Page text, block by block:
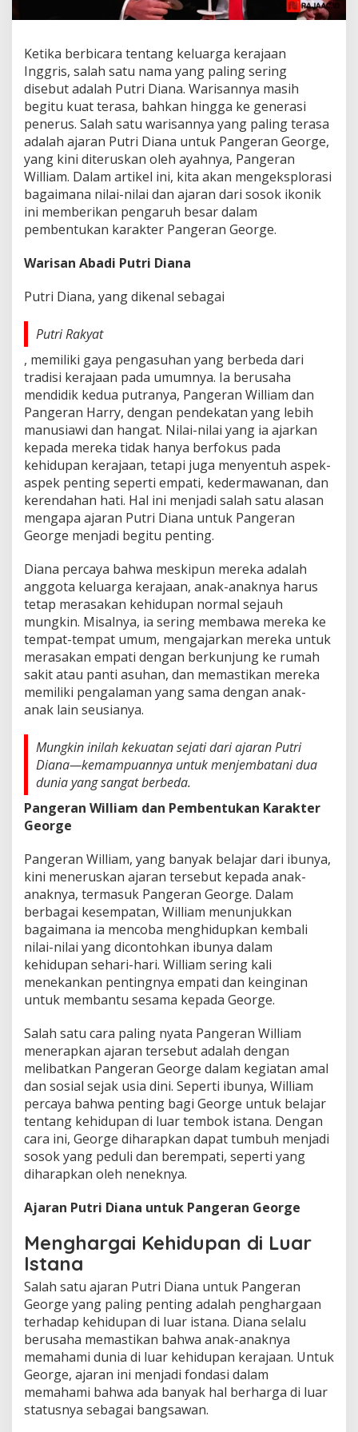
Ketika berbicara tentang keluarga kerajaan
Inggris, salah satu nama yang paling sering
disebut adalah Putri Diana. Warisannya masih
begitu kuat terasa, bahkan hingga ke generasi
penerus. Salah satu warisannya yang paling terasa
adalah ajaran Putri Diana untuk Pangeran George,
yang kini diteruskan oleh ayahnya, Pangeran
William. Dalam artikel ini, kita akan mengeksplorasi
bagaimana nilai-nilai dan ajaran dari sosok ikonik
ini memberikan pengaruh besar dalam
pembentukan karakter Pangeran George.
Warisan Abadi Putri Diana
Putri Diana, yang dikenal sebagai
Putri Rakyat
, memiliki gaya pengasuhan yang berbeda dari
tradisi kerajaan pada umumnya. Ia berusaha
mendidik kedua putranya, Pangeran William dan
Pangeran Harry, dengan pendekatan yang lebih
manusiawi dan hangat. Nilai-nilai yang ia ajarkan
kepada mereka tidak hanya berfokus pada
kehidupan kerajaan, tetapi juga menyentuh aspek-
aspek penting seperti empati, kedermawanan, dan
kerendahan hati. Hal ini menjadi salah satu alasan
mengapa ajaran Putri Diana untuk Pangeran
George menjadi begitu penting.
Diana percaya bahwa meskipun mereka adalah
anggota keluarga kerajaan, anak-anaknya harus
tetap merasakan kehidupan normal sejauh
mungkin. Misalnya, ia sering membawa mereka ke
tempat-tempat umum, mengajarkan mereka untuk
merasakan empati dengan berkunjung ke rumah
sakit atau panti asuhan, dan memastikan mereka
memiliki pengalaman yang sama dengan anak-
anak lain seusianya.
Mungkin inilah kekuatan sejati dari ajaran Putri
Diana—kemampuannya untuk menjembatani dua
dunia yang sangat berbeda.
Pangeran William dan Pembentukan Karakter
George
Pangeran William, yang banyak belajar dari ibunya,
kini meneruskan ajaran tersebut kepada anak-
anaknya, termasuk Pangeran George. Dalam
berbagai kesempatan, William menunjukkan
bagaimana ia mencoba menghidupkan kembali
nilai-nilai yang dicontohkan ibunya dalam
kehidupan sehari-hari. William sering kali
menekankan pentingnya empati dan keinginan
untuk membantu sesama kepada George.
Salah satu cara paling nyata Pangeran William
menerapkan ajaran tersebut adalah dengan
melibatkan Pangeran George dalam kegiatan amal
dan sosial sejak usia dini. Seperti ibunya, William
percaya bahwa penting bagi George untuk belajar
tentang kehidupan di luar tembok istana. Dengan
cara ini, George diharapkan dapat tumbuh menjadi
sosok yang peduli dan berempati, seperti yang
diharapkan oleh neneknya.
Ajaran Putri Diana untuk Pangeran George
Menghargai Kehidupan di Luar
Istana
Salah satu ajaran Putri Diana untuk Pangeran
George yang paling penting adalah penghargaan
terhadap kehidupan di luar istana. Diana selalu
berusaha memastikan bahwa anak-anaknya
memahami dunia di luar kehidupan kerajaan. Untuk
George, ajaran ini menjadi fondasi dalam
memahami bahwa ada banyak hal berharga di luar
statusnya sebagai bangsawan.